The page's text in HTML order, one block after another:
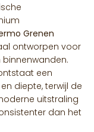
Grenen
ontworpen voor
een
diepte, terwijl de
uitstraling
dan het